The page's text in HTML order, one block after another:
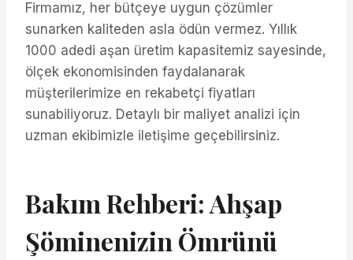
Firmamız, her bütçeye uygun çözümler
sunarken kaliteden asla ödün vermez. Yıllık
1000 adedi aşan üretim kapasitemiz sayesinde,
ölçek ekonomisinden faydalanarak
müşterilerimize en rekabetçi fiyatları
sunabiliyoruz. Detaylı bir maliyet analizi için
uzman ekibimizle iletişime geçebilirsiniz.
Bakım Rehberi: Ahşap
Şöminenizin Ömrünü